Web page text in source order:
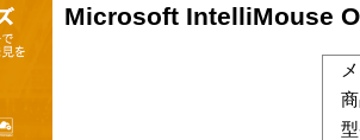
Microsoft IntelliMouse